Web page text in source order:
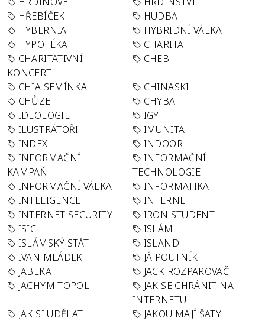
HŘEBÍČEK
HUDBA
HYBERNIA
HYBRIDNÍ VÁLKA
HYPOTÉKA
CHARITA
CHARITATIVNÍ
KONCERT
CHEB
CHIA SEMÍNKA
CHINASKI
CHŮZE
CHYBA
IDEOLOGIE
IGY
ILUSTRÁTOŘI
IMUNITA
INDEX
INDOOR
INFORMAČNÍ
KAMPAŇ
INFORMAČNÍ
TECHNOLOGIE
INFORMAČNÍ VÁLKA
INFORMATIKA
INTELIGENCE
INTERNET
INTERNET SECURITY
IRON STUDENT
ISIC
ISLÁM
ISLÁMSKÝ STÁT
ISLAND
IVAN MLÁDEK
JÁ POUTNÍK
JABLKA
JACK ROZPAROVAČ
JACHYM TOPOL
JAK SE CHRÁNIT NA
INTERNETU
JAK SI UDĚLAT
JAKOU MAJÍ ŠATY